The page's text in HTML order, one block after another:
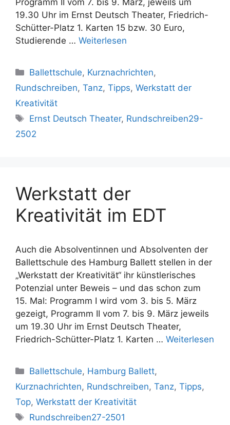
Programm II vom 7. bis 9. März, jeweils um
19.30 Uhr im Ernst Deutsch Theater, Friedrich-
Schütter-Platz 1. Karten 15 bzw. 30 Euro,
Studierende … Weiterlesen
Kategorien
Ballettschule, Kurznachrichten,
Rundschreiben, Tanz, Tipps, Werkstatt der
Kreativität
Schlagwörter
Ernst Deutsch Theater, Rundschreiben29-
2502
Werkstatt der
Kreativität im EDT
Auch die Absolventinnen und Absolventen der
Ballettschule des Hamburg Ballett stellen in der
„Werkstatt der Kreativität“ ihr künstlerisches
Potenzial unter Beweis – und das schon zum
15. Mal: Programm I wird vom 3. bis 5. März
gezeigt, Programm II vom 7. bis 9. März jeweils
um 19.30 Uhr im Ernst Deutsch Theater,
Friedrich-Schütter-Platz 1. Karten … Weiterlesen
Kategorien
Ballettschule, Hamburg Ballett,
Kurznachrichten, Rundschreiben, Tanz, Tipps,
Top, Werkstatt der Kreativität
Schlagwörter
Rundschreiben27-2501